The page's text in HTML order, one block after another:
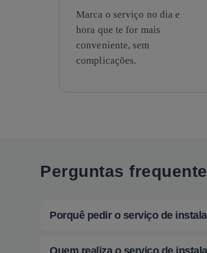
Marca o serviço no dia e
hora que te for mais
conveniente, sem
complicações.
Perguntas
Porquê pedir o serviço de
Quem realiza o serviço de